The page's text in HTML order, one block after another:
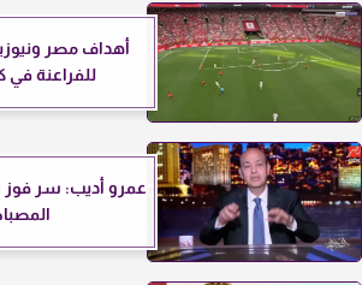
للفراعنة في
عمرو أديب: سر